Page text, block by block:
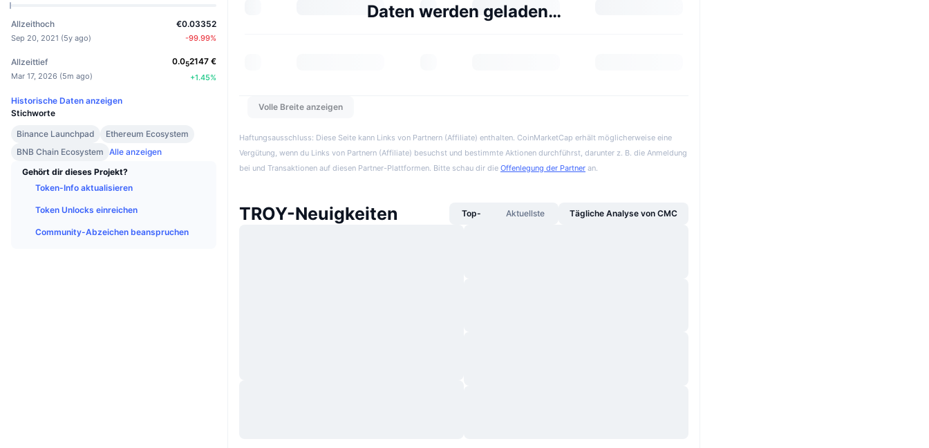
Allzeithoch
Sep 20, 2021 (5y ago)
€0.03352
-99.99%
Allzeittief
Mar 17, 2026 (5m ago)
0.052147 €
+1.45%
Historische Daten anzeigen
Stichworte
Binance Launchpad
Ethereum Ecosystem
BNB Chain Ecosystem Alle anzeigen
Gehört dir dieses Projekt?
Token-Info aktualisieren
Token Unlocks einreichen
Community-Abzeichen beanspruchen
Daten werden geladen…
Volle Breite anzeigen
Haftungsausschluss: Diese Seite kann Links von Partnern (Affiliate) enthalten. CoinMarketCap erhält möglicherweise eine
Vergütung, wenn du Links von Partnern (Affiliate) besuchst und bestimmte Aktionen durchführst, darunter z. B. die Anmeldung
bei und Transaktionen auf diesen Partner-Plattformen. Bitte schau dir die Offenlegung der Partner an.
TROY-Neuigkeiten Top- Aktuellste Tägliche Analyse von CMC